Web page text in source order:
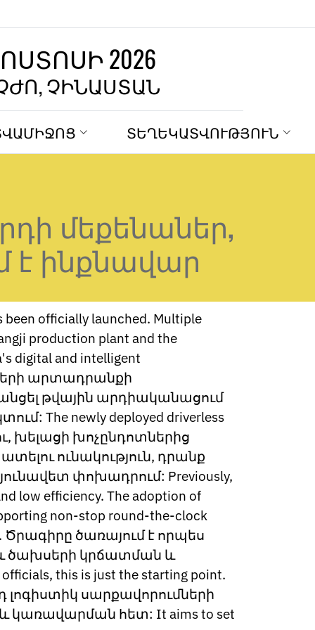
2026
ՉԻՆԱՍՏԱՆ
ՏԵՂԵԿԱՏՎՈՒԹՅՈՒՆ
մեքենաներ,
է ինքնավար
been officially launched. Multiple
production plant and the
digital and intelligent
արտադրանքի
թվային արդիականացում
The newly deployed driverless
խելացի խոչընդոտներից
ունակություն, դրանք
փոխադրում: Previously,
low efficiency. The adoption of
non-stop round-the-clock
Ծրագիրը ծառայում է որպես
ծախսերի կրճատման և
this is just the starting point.
սարքավորումների
հետ: It aims to set